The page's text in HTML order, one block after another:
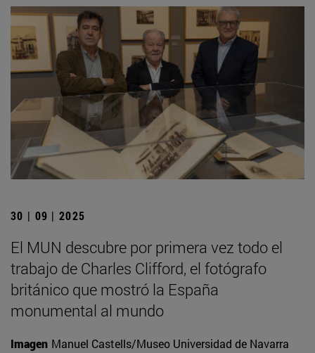
30 | 09 | 2025
El MUN descubre por primera vez todo el
trabajo de Charles Clifford, el fotógrafo
británico que mostró la España
monumental al mundo
Imagen Manuel Castells/Museo Universidad de Navarra